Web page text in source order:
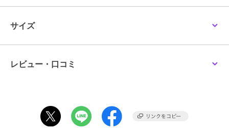
普段23.5を着用しているスタッフがMサイズを着用でジャストサイズ
でした。
サイズには、個人差があり必ずしもこの限りでは、ございませんがス
ブランド ハスキー
サイズ
レビュー・口コミ